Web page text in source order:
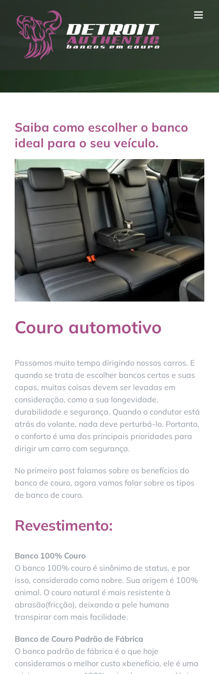
para
conteúdo
Saiba como escolher o banco
ideal para o seu veículo.
View
Larger
Image
Couro automotivo
Passamos muito tempo dirigindo nossos carros. E
quando se trata de escolher bancos certos e suas
capas, muitas coisas devem ser levadas em
consideração, como a sua longevidade,
durabilidade e segurança. Quando o condutor está
atrás do volante, nada deve perturbá-lo. Portanto,
o conforto é uma das principais prioridades para
dirigir um carro com segurança.
No primeiro post falamos sobre os benefícios do
banco de couro, agora vamos falar sobre os tipos
de banco de couro.
Revestimento:
Banco 100% Couro
O banco 100% couro é sinônimo de status, e por
isso, considerado como nobre. Sua origem é 100%
animal. O couro natural é mais resistente à
abrasão(fricção), deixando a pele humana
transpirar com mais facilidade.
Banco de Couro Padrão de Fábrica
O banco padrão de fábrica é o que hoje
consideramos o melhor custo xbenefício, ele é uma